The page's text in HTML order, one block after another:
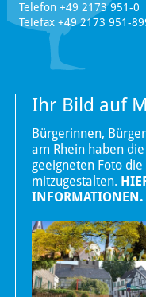
Telefon +49 2173 951-0
Telefax +49 2173 951-
Ihr Bild auf
Bürgerinnen,
am Rhein haben
geeigneten Foto
mitzugestalten.
INFORMATIONEN.